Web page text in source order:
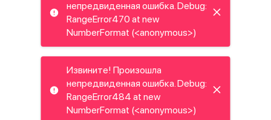
непредвиденная ошибка. Debug:
RangeError470 at new
NumberFormat (<anonymous>)
Извините! Произошла
непредвиденная ошибка. Debug:
RangeError484 at new
NumberFormat (<anonymous>)